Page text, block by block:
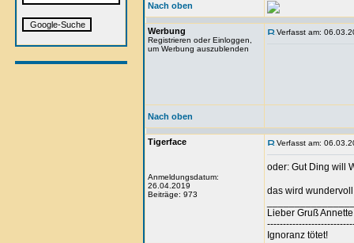
Nach oben
Werbung
Registrieren oder Einloggen,
um Werbung auszublenden
Verfasst am:
Nach oben
Tigerface
Anmeldungsdatum:
26.04.2019
Beiträge: 973
Verfasst am:
oder: Gut Ding will
das wird
Lieber Gruß Annette
Ignoranz tötet!